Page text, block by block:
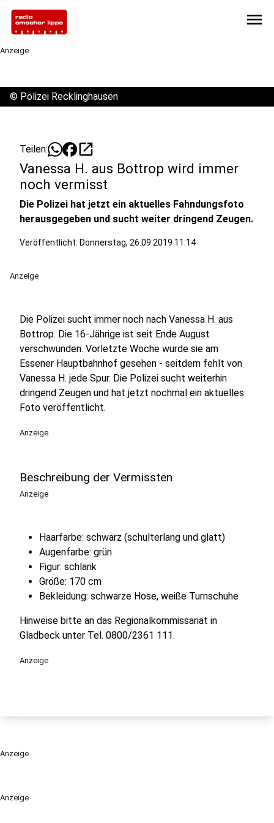
menu
Anzeige
Anzeige
© Polizei Recklinghausen
Teilen: open_in_new
Vanessa H. aus Bottrop wird immer
noch vermisst
Die Polizei hat jetzt ein aktuelles Fahndungsfoto
herausgegeben und sucht weiter dringend Zeugen.
Veröffentlicht: Donnerstag, 26.09.2019 11:14
Anzeige
Die Polizei sucht immer noch nach Vanessa H. aus
Bottrop. Die 16-Jährige ist seit Ende August
verschwunden. Vorletzte Woche wurde sie am
Essener Hauptbahnhof gesehen - seitdem fehlt von
Vanessa H. jede Spur. Die Polizei sucht weiterhin
dringend Zeugen und hat jetzt nochmal ein aktuelles
Foto veröffentlicht.
Anzeige
Beschreibung der Vermissten
Anzeige
Haarfarbe: schwarz (schulterlang und glatt)
Augenfarbe: grün
Figur: schlank
Größe: 170 cm
Bekleidung: schwarze Hose, weiße Turnschuhe
Hinweise bitte an das Regionalkommissariat in
Gladbeck unter Tel. 0800/2361 111.
Anzeige
Anzeige